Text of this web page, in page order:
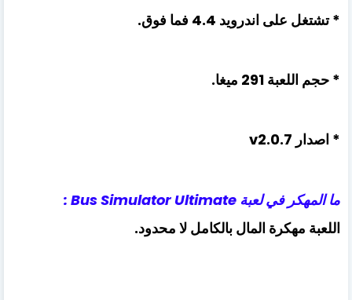
* تشتغل على اندرويد 4.4 فما فوق.
* حجم اللعبة 291 ميغا.
* اصدار v2.0.7
ما المهكر في لعبة Bus Simulator Ultimate :
اللعبة مهكرة المال بالكامل لا محدود.